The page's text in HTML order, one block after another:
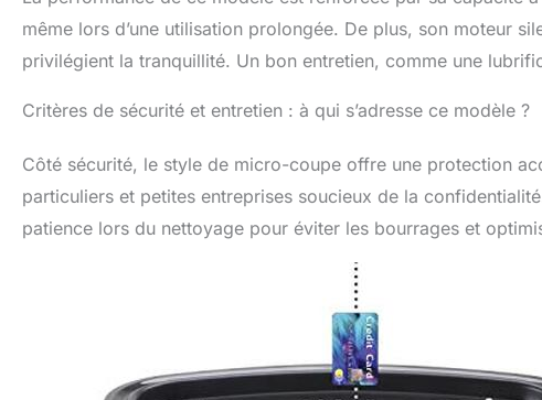
même lors d’une utilisation prolongée. De plus, son moteur
privilégient la tranquillité. Un bon entretien, comme une
Critères de sécurité et entretien : à qui s’adresse ce modèle ?
Côté sécurité, le style de micro-coupe offre une protection
particuliers et petites entreprises soucieux de la
patience lors du nettoyage pour éviter les bourrages et